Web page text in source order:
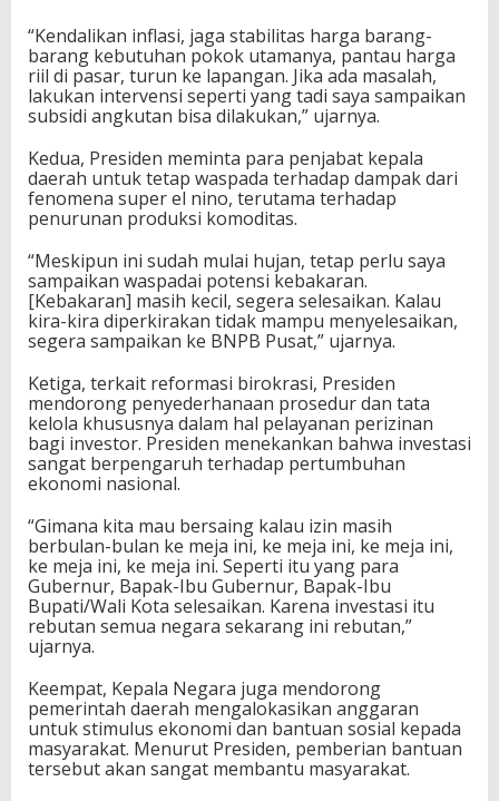
u
r
u
h
P
n
j
a
b
a
t
K
e
p
a
a
D
a
e
r
“Kendalikan inflasi, jaga stabilitas harga barang-
barang kebutuhan pokok utamanya, pantau harga
riil di pasar, turun ke lapangan. Jika ada masalah,
lakukan intervensi seperti yang tadi saya sampaikan
subsidi angkutan bisa dilakukan,” ujarnya.
Kedua, Presiden meminta para penjabat kepala
daerah untuk tetap waspada terhadap dampak dari
fenomena super el nino, terutama terhadap
penurunan produksi komoditas.
“Meskipun ini sudah mulai hujan, tetap perlu saya
sampaikan waspadai potensi kebakaran.
[Kebakaran] masih kecil, segera selesaikan. Kalau
kira-kira diperkirakan tidak mampu menyelesaikan,
segera sampaikan ke BNPB Pusat,” ujarnya.
Ketiga, terkait reformasi birokrasi, Presiden
mendorong penyederhanaan prosedur dan tata
kelola khususnya dalam hal pelayanan perizinan
bagi investor. Presiden menekankan bahwa investasi
sangat berpengaruh terhadap pertumbuhan
ekonomi nasional.
“Gimana kita mau bersaing kalau izin masih
berbulan-bulan ke meja ini, ke meja ini, ke meja ini,
ke meja ini, ke meja ini. Seperti itu yang para
Gubernur, Bapak-Ibu Gubernur, Bapak-Ibu
Bupati/Wali Kota selesaikan. Karena investasi itu
rebutan semua negara sekarang ini rebutan,”
ujarnya.
Keempat, Kepala Negara juga mendorong
pemerintah daerah mengalokasikan anggaran
untuk stimulus ekonomi dan bantuan sosial kepada
masyarakat. Menurut Presiden, pemberian bantuan
tersebut akan sangat membantu masyarakat.